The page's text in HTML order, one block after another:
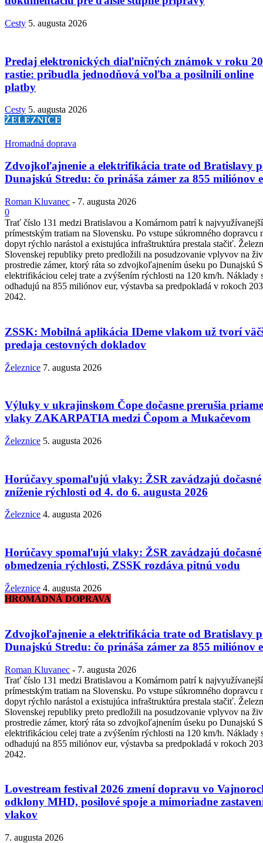
Cesty 5. augusta 2026
Predaj elektronických diaľničných známok v roku
rastie: pribudla jednodňová voľba a posilnili online
platby
Cesty 5. augusta 2026
ŽELEZNICE
Hromadná doprava
Zdvojkoľajnenie a elektrifikácia trate od Bratislavy
Dunajskú Stredu: čo prináša zámer za 855 miliónov
Roman Kluvanec - 7. augusta 2026
0
Trať číslo 131 medzi Bratislavou a Komárnom patrí k
prímestským tratiam na Slovensku. Po vstupe súkromného dopravcu
dopyt rýchlo narástol a existujúca infraštruktúra prestala stačiť.
Slovenskej republiky preto predložili na posudzovanie vplyvov na
prostredie zámer, ktorý ráta so zdvojkoľajnením úseku po Dunajskú
elektrifikáciou celej trate a zvýšením rýchlosti na 120 km/h. Náklady
odhadujú na 855 miliónov eur, výstavba sa predpokladá v rokoch
2042.
ZSSK: Mobilná aplikácia IDeme vlakom už tvorí
predaja cestovných dokladov
Železnice 7. augusta 2026
Výluky v ukrajinskom Čope dočasne prerušia priame
vlaky ZAKARPATIA medzi Čopom a Mukačevom
Železnice 5. augusta 2026
Horúčavy spomaľujú vlaky: ŽSR zavádzajú dočasné
zníženie rýchlosti od 4. do 6. augusta 2026
Železnice 4. augusta 2026
Horúčavy spomaľujú vlaky: ŽSR zavádzajú dočasné
obmedzenia rýchlosti, ZSSK rozdáva pitnú vodu
Železnice 4. augusta 2026
HROMADNÁ DOPRAVA
Zdvojkoľajnenie a elektrifikácia trate od Bratislavy
Dunajskú Stredu: čo prináša zámer za 855 miliónov
Roman Kluvanec - 7. augusta 2026
Trať číslo 131 medzi Bratislavou a Komárnom patrí k
prímestským tratiam na Slovensku. Po vstupe súkromného dopravcu
dopyt rýchlo narástol a existujúca infraštruktúra prestala stačiť.
Slovenskej republiky preto predložili na posudzovanie vplyvov na
prostredie zámer, ktorý ráta so zdvojkoľajnením úseku po Dunajskú
elektrifikáciou celej trate a zvýšením rýchlosti na 120 km/h. Náklady
odhadujú na 855 miliónov eur, výstavba sa predpokladá v rokoch
2042.
Lovestream festival 2026 zmení dopravu vo
odklony MHD, posilové spoje a mimoriadne
vlakov
7. augusta 2026